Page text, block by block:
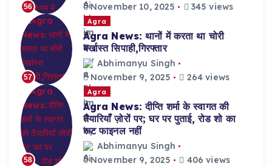
56
November 10, 2025
345 views
57
Agra
Agra News: थानों में करता था चोरी
बर्खास्त सिपाही,गिरफ्तार
Abhimanyu Singh
November 9, 2025
264 views
58
Agra
Agra News: दीप्ति शर्मा के स्वागत की
तैयारियाँ ज़ोरों पर; घर पर पुताई, रोड शो का
रूट फाइनल नहीं
Abhimanyu Singh
November 9, 2025
406 views